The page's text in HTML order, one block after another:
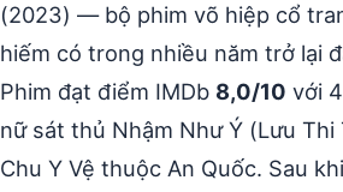
(2023) — bộ phim võ hiệp cổ
hiếm có trong nhiều năm trở lại
Phim đạt điểm IMDb 8,0/10 với
nữ sát thủ Nhậm Như Ý (Lưu
Chu Y Vệ thuộc An Quốc. Sau